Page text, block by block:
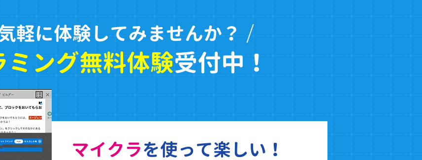
軽に体験してみませんか？
ミング無料体験受付中！
マイクラを使って楽しい！